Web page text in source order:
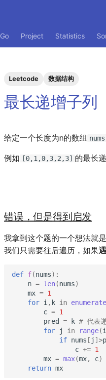
Go Project Statistics
Leetcode 数据结构
最长递增子列
给定一个长度为n的数组 nums
例如 [0,1,0,3,2,3] 的最长
错误，但是得到启发
我拿到这个题的一个想法就是
我们只需要往后遍历，如果
def f(nums):
n = len(nums)
mx = 1
for i , k in enumerate
c = 1
pred = k # 代表
for
j in range(i
if nums [ j ]>
c += 1
mx = max(mx, c)
return mx